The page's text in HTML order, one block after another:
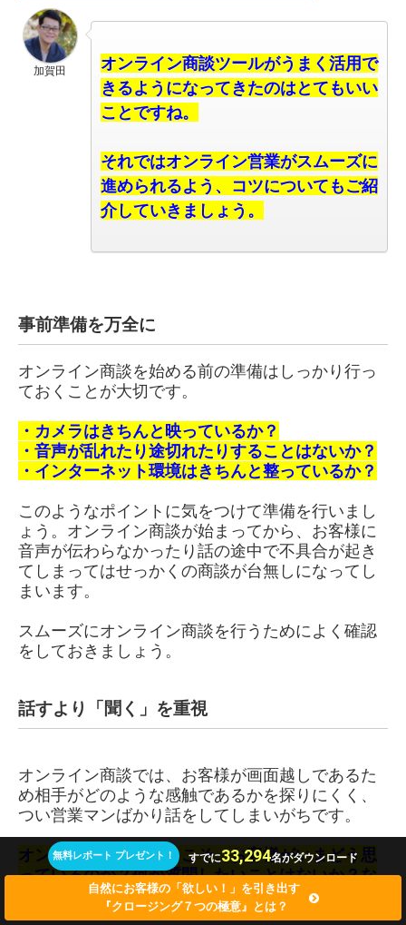
加賀田
オンライン商談ツールがうまく活用で
きるようになってきたのはとてもいい
ことですね。
それではオンライン営業がスムーズに
進められるよう、コツについてもご紹
介していきましょう。
事前準備を万全に
オンライン商談を始める前の準備はしっかり行っ
ておくことが大切です。
・カメラはきちんと映っているか？
・音声が乱れたり途切れたりすることはないか？
・インターネット環境はきちんと整っているか？
このようなポイントに気をつけて準備を行いまし
ょう。オンライン商談が始まってから、お客様に
音声が伝わらなかったり話の途中で不具合が起き
てしまってはせっかくの商談が台無しになってし
まいます。
スムーズにオンライン商談を行うためによく確認
をしておきましょう。
話すより「聞く」を重視
オンライン商談では、お客様が画面越しであるた
め相手がどのような感触であるかを探りにくく、
つい営業マンばかり話をしてしまいがちです。
オンラインであるからこそ、お客様がいまどう思
っているのか？何か質問したいことはないか？な
ど商談中に随時確認することが大切です。
無料レポート プレゼント！ すでに33,294名がダウンロード
自然にお客様の「欲しい！」を引き出す
『クロージング７つの極意』とは？